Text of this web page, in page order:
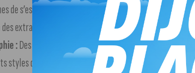
de s’essayer à des jeux littéraires collectifs (comme le
des extraits de lettres historiques.
:Des artistes calligraphes seront présents pour vous
styles d’écriture à travers le monde.